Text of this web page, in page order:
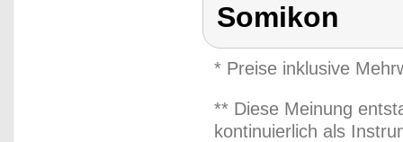
Somikon
* Preise inklusive
** Diese Meinung
kontinuierlich als